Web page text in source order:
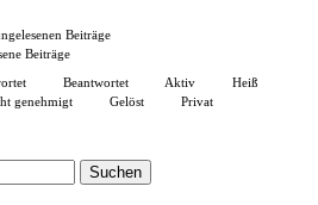
Beiträge
Beiträge
Beantwortet Aktiv
Heiß
genehmigt Gelöst
Privat